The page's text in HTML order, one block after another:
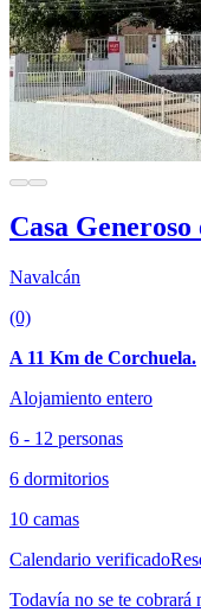
Casa
Navalcán
(0)
A 11 Km de Corchuela.
Alojamiento entero
6 - 12 personas
6 dormitorios
10 camas
Calendario verificado
Todavía no se te cobrará